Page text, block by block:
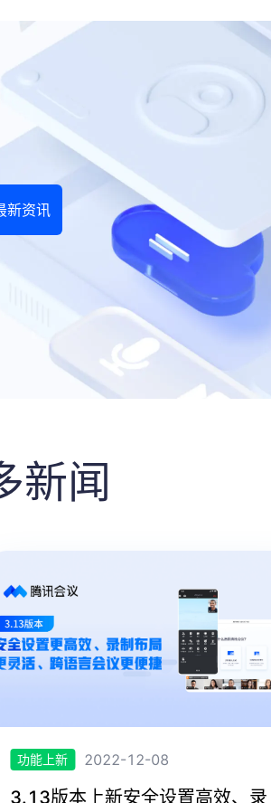
新资讯
新闻
功能上新 2022-12-08
3.13版本上新安全设置高效、录